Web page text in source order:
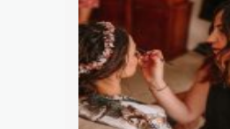
LA CANALEJA,
ÁVILA.